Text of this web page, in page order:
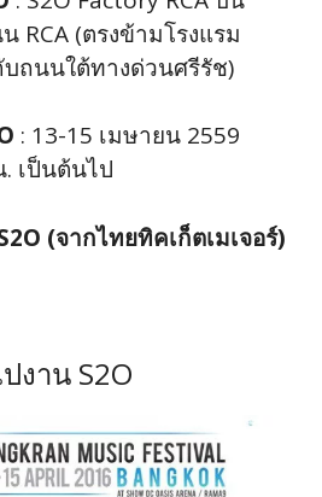
RCA (ตรงข้ามโรงแรม
ถนนใต้ทางด่วนศรีรัช)
: 13-15 เมษายน 2559
. เป็นต้นไป
(จากไทยทิคเก็ตเมเจอร์)
งาน S2O